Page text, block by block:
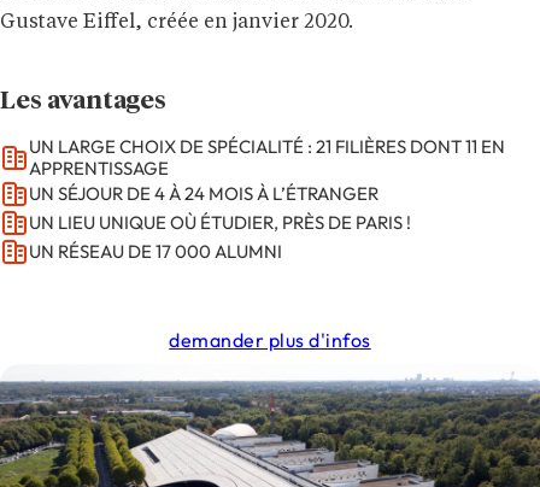
Gustave Eiffel, créée en janvier 2020.
Les avantages
UN LARGE CHOIX DE SPÉCIALITÉ : 21 FILIÈRES DONT 11 EN
APPRENTISSAGE
UN SÉJOUR DE 4 À 24 MOIS À L’ÉTRANGER
UN LIEU UNIQUE OÙ ÉTUDIER, PRÈS DE PARIS !
UN RÉSEAU DE 17 000 ALUMNI
demander plus d'infos